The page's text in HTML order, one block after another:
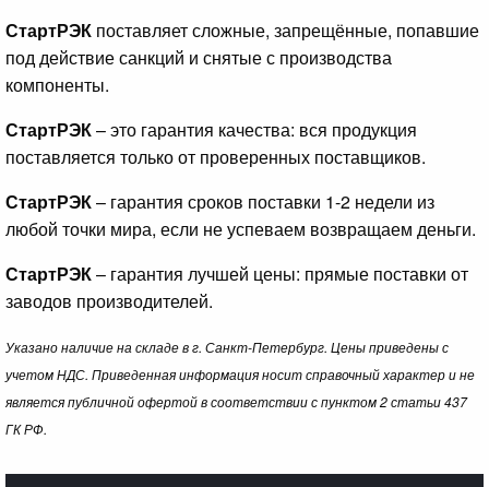
СтартРЭК поставляет сложные, запрещённые, попавшие
под действие санкций и снятые с производства
компоненты.
СтартРЭК– это гарантия качества: вся продукция
поставляется только от проверенных поставщиков.
СтартРЭК– гарантия сроков поставки 1-2 недели из
любой точки мира, если не успеваем возвращаем деньги.
СтартРЭК– гарантия лучшей цены: прямые поставки от
заводов производителей.
Указано наличие на складе в г. Санкт-Петербург. Цены приведены с
учетом НДС. Приведенная информация носит справочный характер и не
является публичной офертой в соответствии с пунктом 2 статьи 437
ГК РФ.